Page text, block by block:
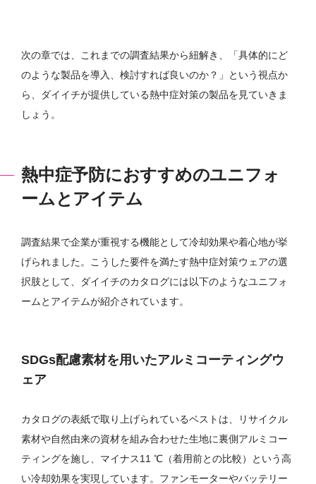
次の章では、これまでの調査結果から紐解き、「具体的にど
のような製品を導入、検討すれば良いのか？」という視点か
ら、ダイイチが提供している熱中症対策の製品を見ていきま
しょう。
熱中症予防におすすめのユニフォ
ームとアイテム
調査結果で企業が重視する機能として冷却効果や着心地が挙
げられました。こうした要件を満たす熱中症対策ウェアの選
択肢として、ダイイチのカタログには以下のようなユニフォ
ームとアイテムが紹介されています。
SDGs配慮素材を用いたアルミコーティングウ
ェア
カタログの表紙で取り上げられているベストは、リサイクル
素材や自然由来の資材を組み合わせた生地に裏側アルミコー
ティングを施し、マイナス11 ℃（着用前との比較）という高
い冷却効果を実現しています。ファンモーターやバッテリー